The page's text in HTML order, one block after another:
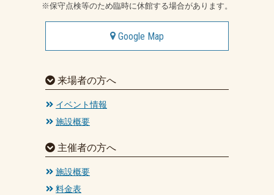
※保守点検等のため臨時に休館する場合があります。
Google Map
来場者の方へ
イベント情報
施設概要
主催者の方へ
施設概要
料金表